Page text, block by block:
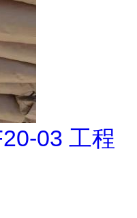
03 工程